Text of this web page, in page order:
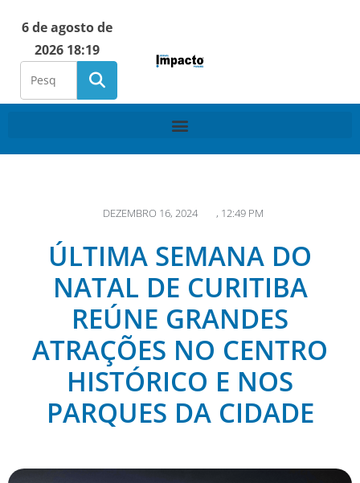
6 de agosto de
2026 18:19
DEZEMBRO 16, 2024 , 12:49 PM
ÚLTIMA SEMANA DO
NATAL DE CURITIBA
REÚNE GRANDES
ATRAÇÕES NO CENTRO
HISTÓRICO E NOS
PARQUES DA CIDADE